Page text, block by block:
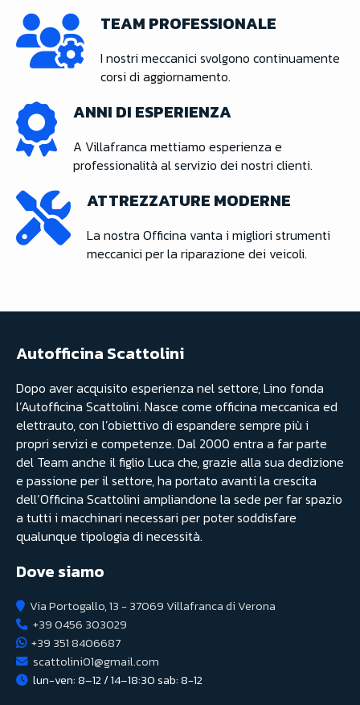
TEAM PROFESSIONALE
I nostri meccanici svolgono continuamente
corsi di aggiornamento.
ANNI DI ESPERIENZA
A Villafranca mettiamo esperienza e
professionalità al servizio dei nostri clienti.
ATTREZZATURE MODERNE
La nostra Officina vanta i migliori strumenti
meccanici per la riparazione dei veicoli.
Autofficina Scattolini
Dopo aver acquisito esperienza nel settore, Lino fonda
l’Autofficina Scattolini. Nasce come officina meccanica ed
elettrauto, con l’obiettivo di espandere sempre più i
propri servizi e competenze. Dal 2000 entra a far parte
del Team anche il figlio Luca che, grazie alla sua dedizione
e passione per il settore, ha portato avanti la crescita
dell’Officina Scattolini ampliandone la sede per far spazio
a tutti i macchinari necessari per poter soddisfare
qualunque tipologia di necessità.
Dove siamo
Via Portogallo, 13 - 37069 Villafranca di Verona
+39 0456 303029
+39 351 8406687
scattolini01@gmail.com
lun-ven: 8–12 / 14–18:30 sab: 8-12